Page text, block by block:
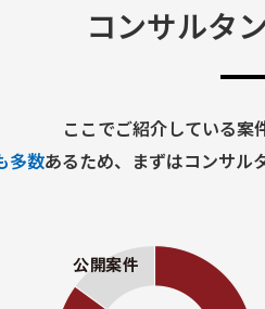
ら施策立案までの実行
月28日
周辺
コンサルタ
ここでご紹介している案
多数あるため、まずはコンサル